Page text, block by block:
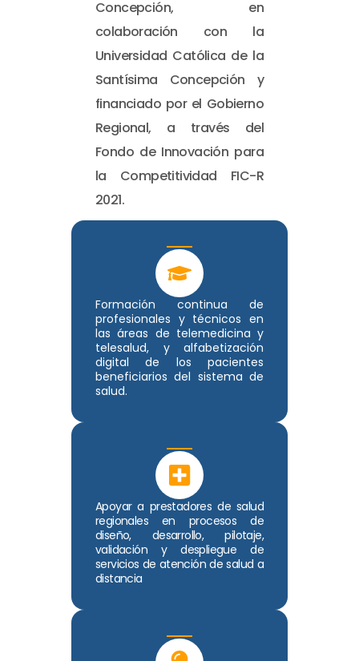
Formación continua de
profesionales y técnicos en
las áreas de telemedicina y
telesalud, y alfabetización
digital de los pacientes
beneficiarios del sistema de
salud.
Apoyar a prestadores de salud
regionales en procesos de
diseño, desarrollo, pilotaje,
validación y despliegue de
servicios de atención de salud a
distancia
Concepción, en
colaboración con la
Universidad Católica de la
Santísima Concepción y
financiado por el Gobierno
Regional, a través del
Fondo de Innovación para
la Competitividad FIC-R
2021.